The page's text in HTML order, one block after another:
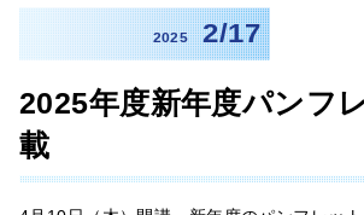
2025 2/17
2025年度新年度パンフ
載